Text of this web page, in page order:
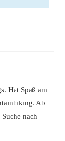
Hat Spaß am
Ab
nach